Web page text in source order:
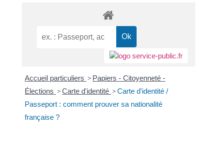
Accueil particuliers > Papiers - Citoyenneté -
Élections >Carte d'identité >Carte d'identité /
Passeport : comment prouver sa nationalité
française ?